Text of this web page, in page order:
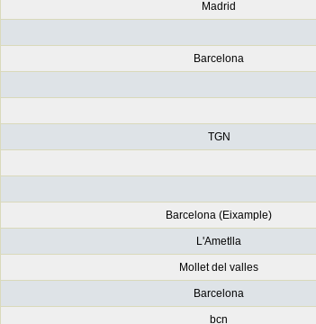
Madrid
Barcelona
TGN
Barcelona (Eixample)
L'Ametlla
Mollet del valles
Barcelona
bcn